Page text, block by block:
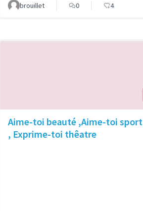
brouillet 0 4
Aime-toi beauté ,Aime-toi sport
, Exprime-toi thêatre